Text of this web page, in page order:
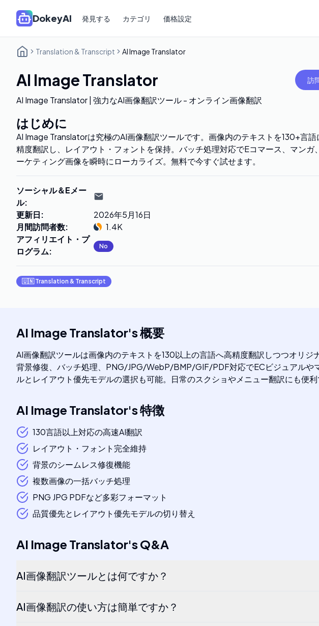
DokeyAI 発見する カテゴリ 価格設定
Translation & Transcript AI Image Translator
AI Image Translator 訪
AI Image Translator | 強力なAI画像翻訳ツール - オンライン画像翻訳
はじめに
AI Image Translatorは究極のAI画像翻訳ツールです。画像内のテキストを130+言語
精度翻訳し、レイアウト・フォントを保持。バッチ処理対応でEコマース、マンガ
ーケティング画像を瞬時にローカライズ。無料で今すぐ試せます。
ソーシャル＆Eメー
ル:
更新日:
2026年5月16日
月間訪問者数:
1.4K
アフィリエイト・プ
ログラム: No
🇺🇳 Translation & Transcript
AI Image Translator's概要
AI画像翻訳ツールは画像内のテキストを130以上の言語へ高精度翻訳しつつオリ
背景修復、バッチ処理、PNG/JPG/WebP/BMP/GIF/PDF対応でECビジュアルや
ルとレイアウト優先モデルの選択も可能。日常のスクショやメニュー翻訳にも便利
AI Image Translator's特徴
130言語以上対応の高速AI翻訳
レイアウト・フォント完全維持
背景のシームレス修復機能
複数画像の一括バッチ処理
PNG JPG PDFなど多彩フォーマット
品質優先とレイアウト優先モデルの切り替え
AI Image Translator'sQ&A
AI画像翻訳ツールとは何ですか？
AI画像翻訳の使い方は簡単ですか？